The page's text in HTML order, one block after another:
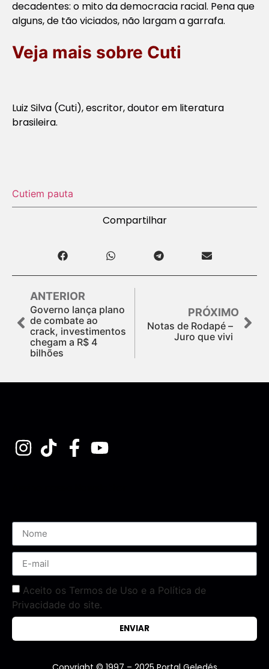
decadentes: o mito da democracia racial. Pena que
alguns, de tão viciados, não largam a garrafa.
Veja mais sobre Cuti
Luiz Silva (Cuti), escritor, doutor em literatura
brasileira.
Cutiem pauta
Compartilhar
ANTERIOR
Governo lança plano
de combate ao
crack, investimentos
chegam a R$ 4
bilhões
PRÓXIMO
Notas de Rodapé –
Juro que vivi
Aceito os Termos de Uso e a Política de
Privacidade do site.
ENVIAR